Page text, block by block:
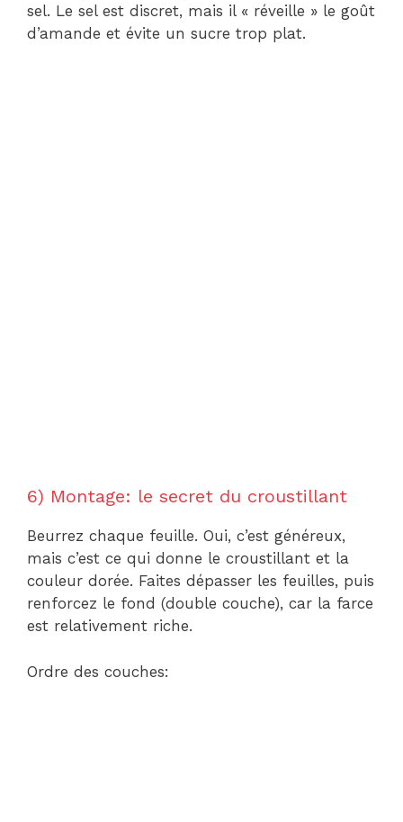
sel. Le sel est discret, mais il « réveille » le goût
d’amande et évite un sucre trop plat.
6) Montage: le secret du croustillant
Beurrez chaque feuille. Oui, c’est généreux,
mais c’est ce qui donne le croustillant et la
couleur dorée. Faites dépasser les feuilles, puis
renforcez le fond (double couche), car la farce
est relativement riche.
Ordre des couches: